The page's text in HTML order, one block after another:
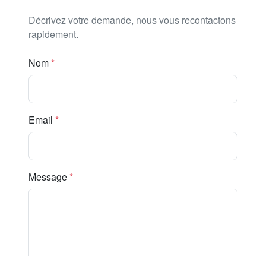
Décrivez votre demande, nous vous recontactons
rapidement.
Nom*
Email *
Message*